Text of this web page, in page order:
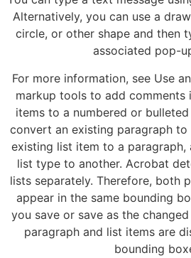
Alternatively, you can use a
circle, or other shape and then
associated pop-
For more information, see Use
markup tools to add comments
items to a numbered or
convert an existing paragraph
existing list item to a
list type to another. Acrobat
lists separately. Therefore, both
appear in the same bounding
you save or save as the
paragraph and list items are
bounding